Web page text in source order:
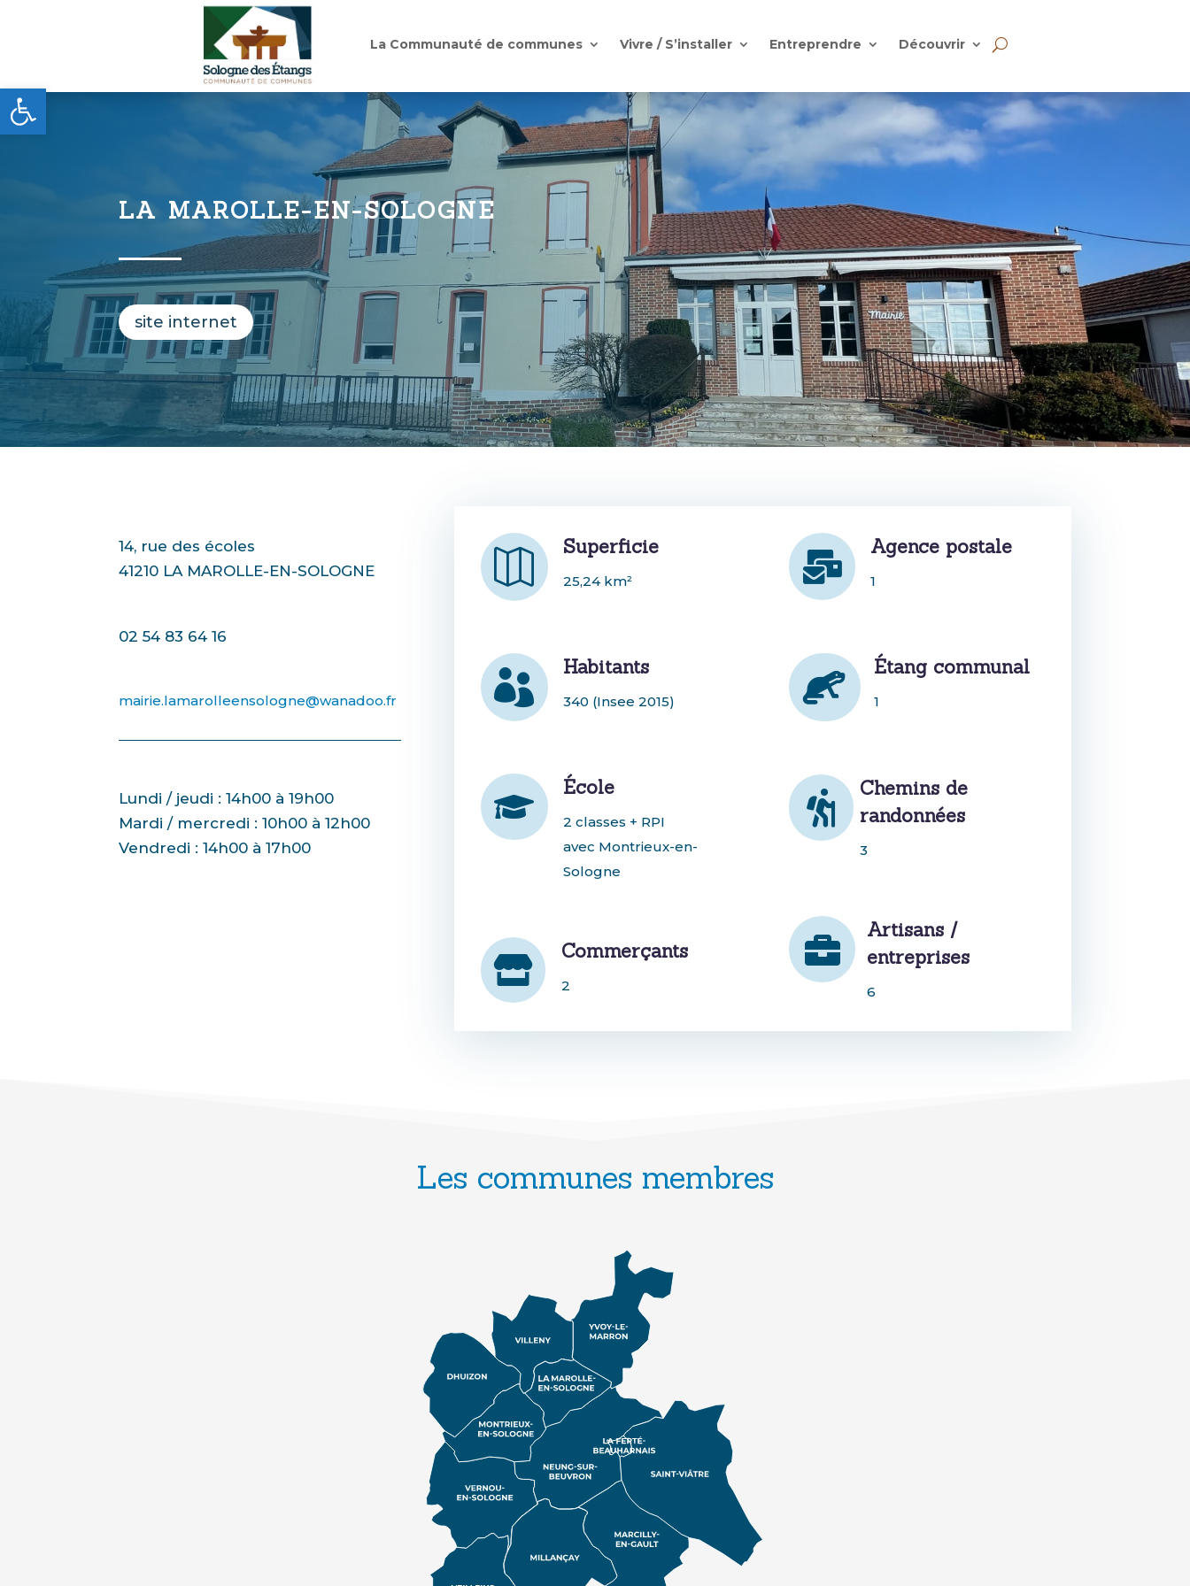
Ouvrir la barre d’outils
La Communauté de communes Vivre / S’installer Entreprendre Découvrir
LA MAROLLE-EN-SOLOGNE
site internet
14, rue des écoles
41210 LA MAROLLE-EN-SOLOGNE
02 54 83 64 16
mairie.lamarolleensologne@wanadoo.fr
Lundi / jeudi : 14h00 à 19h00
Mardi / mercredi : 10h00 à 12h00
Vendredi : 14h00 à 17h00

Superficie
25,24 km²

Habitants
340 (Insee 2015)

École
2 classes + RPI
avec Montrieux-en-
Sologne

Commerçants
2

Agence postale
1

Étang communal
1

Chemins de
randonnées
3

Artisans /
entreprises
6
Les communes membres